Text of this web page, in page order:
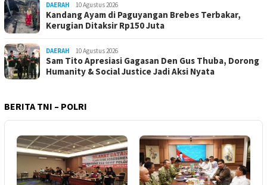
DAERAH 10 Agustus 2026
Kandang Ayam di Paguyangan Brebes Terbakar,
Kerugian Ditaksir Rp150 Juta
DAERAH 10 Agustus 2026
Sam Tito Apresiasi Gagasan Den Gus Thuba, Dorong
Humanity & Social Justice Jadi Aksi Nyata
BERITA TNI – POLRI